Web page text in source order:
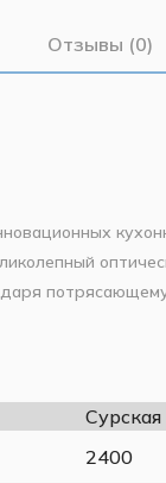
Отзывы (0)
форм
и
2400